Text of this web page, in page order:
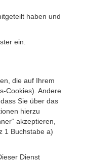
haben und
ein.
die auf Ihrem
Cookies). Andere
Sie über das
hierzu
akzeptieren,
1 Buchstabe a)
Dienst